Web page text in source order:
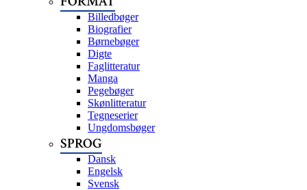
Billedbøger
Biografier
Børnebøger
Digte
Faglitteratur
Manga
Pegebøger
Skønlitteratur
Tegneserier
Ungdomsbøger
SPROG
Dansk
Engelsk
Svensk